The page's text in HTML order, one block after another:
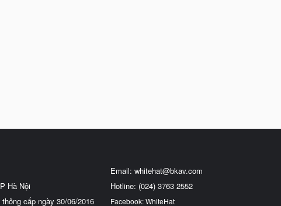
Hà Nội
cấp ngày 30/06/2016
Email: whitehat@bkav.com
Hotline: (024) 3763 2552
Facebook: WhiteHat